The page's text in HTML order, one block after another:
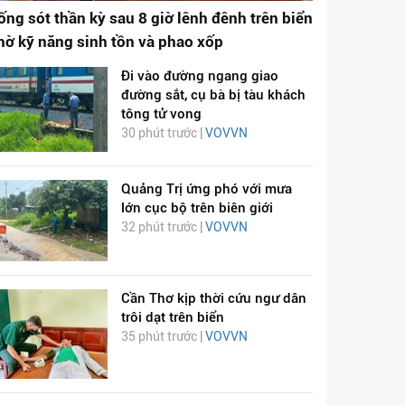
sót thần kỳ sau 8 giờ lênh đênh trên biển
kỹ năng sinh tồn và phao xốp
Đi vào đường ngang giao
đường sắt, cụ bà bị tàu khách
tông tử vong
30 phút trước | VOVVN
Quảng Trị ứng phó với mưa
lớn cục bộ trên biên giới
32 phút trước | VOVVN
Cần Thơ kịp thời cứu ngư dân
trôi dạt trên biển
35 phút trước | VOVVN